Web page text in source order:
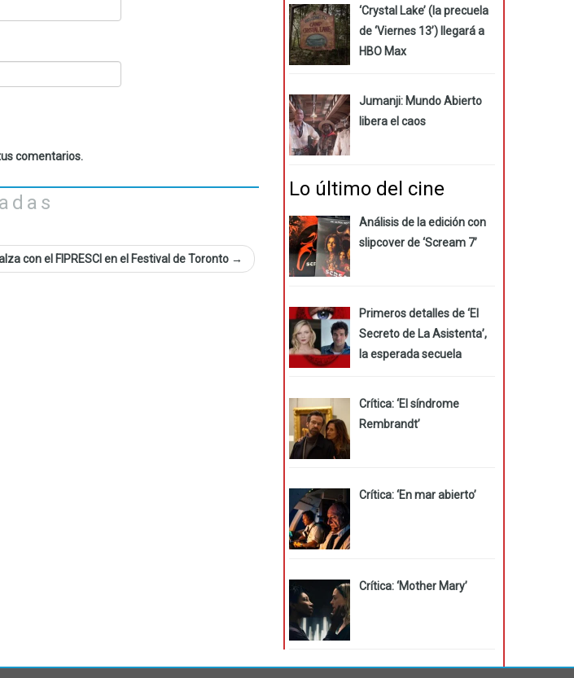
comentarios.
alza con el FIPRESCI en el Festival de Toronto →
‘Crystal Lake’ (la precuela
de ‘Viernes 13’) llegará a
HBO Max
Jumanji: Mundo Abierto
libera el caos
Lo último del cine
Análisis de la edición con
slipcover de ‘Scream 7’
Primeros detalles de ‘El
Secreto de La Asistenta’,
la esperada secuela
Crítica: ‘El síndrome
Rembrandt’
Crítica: ‘En mar abierto’
Crítica: ‘Mother Mary’